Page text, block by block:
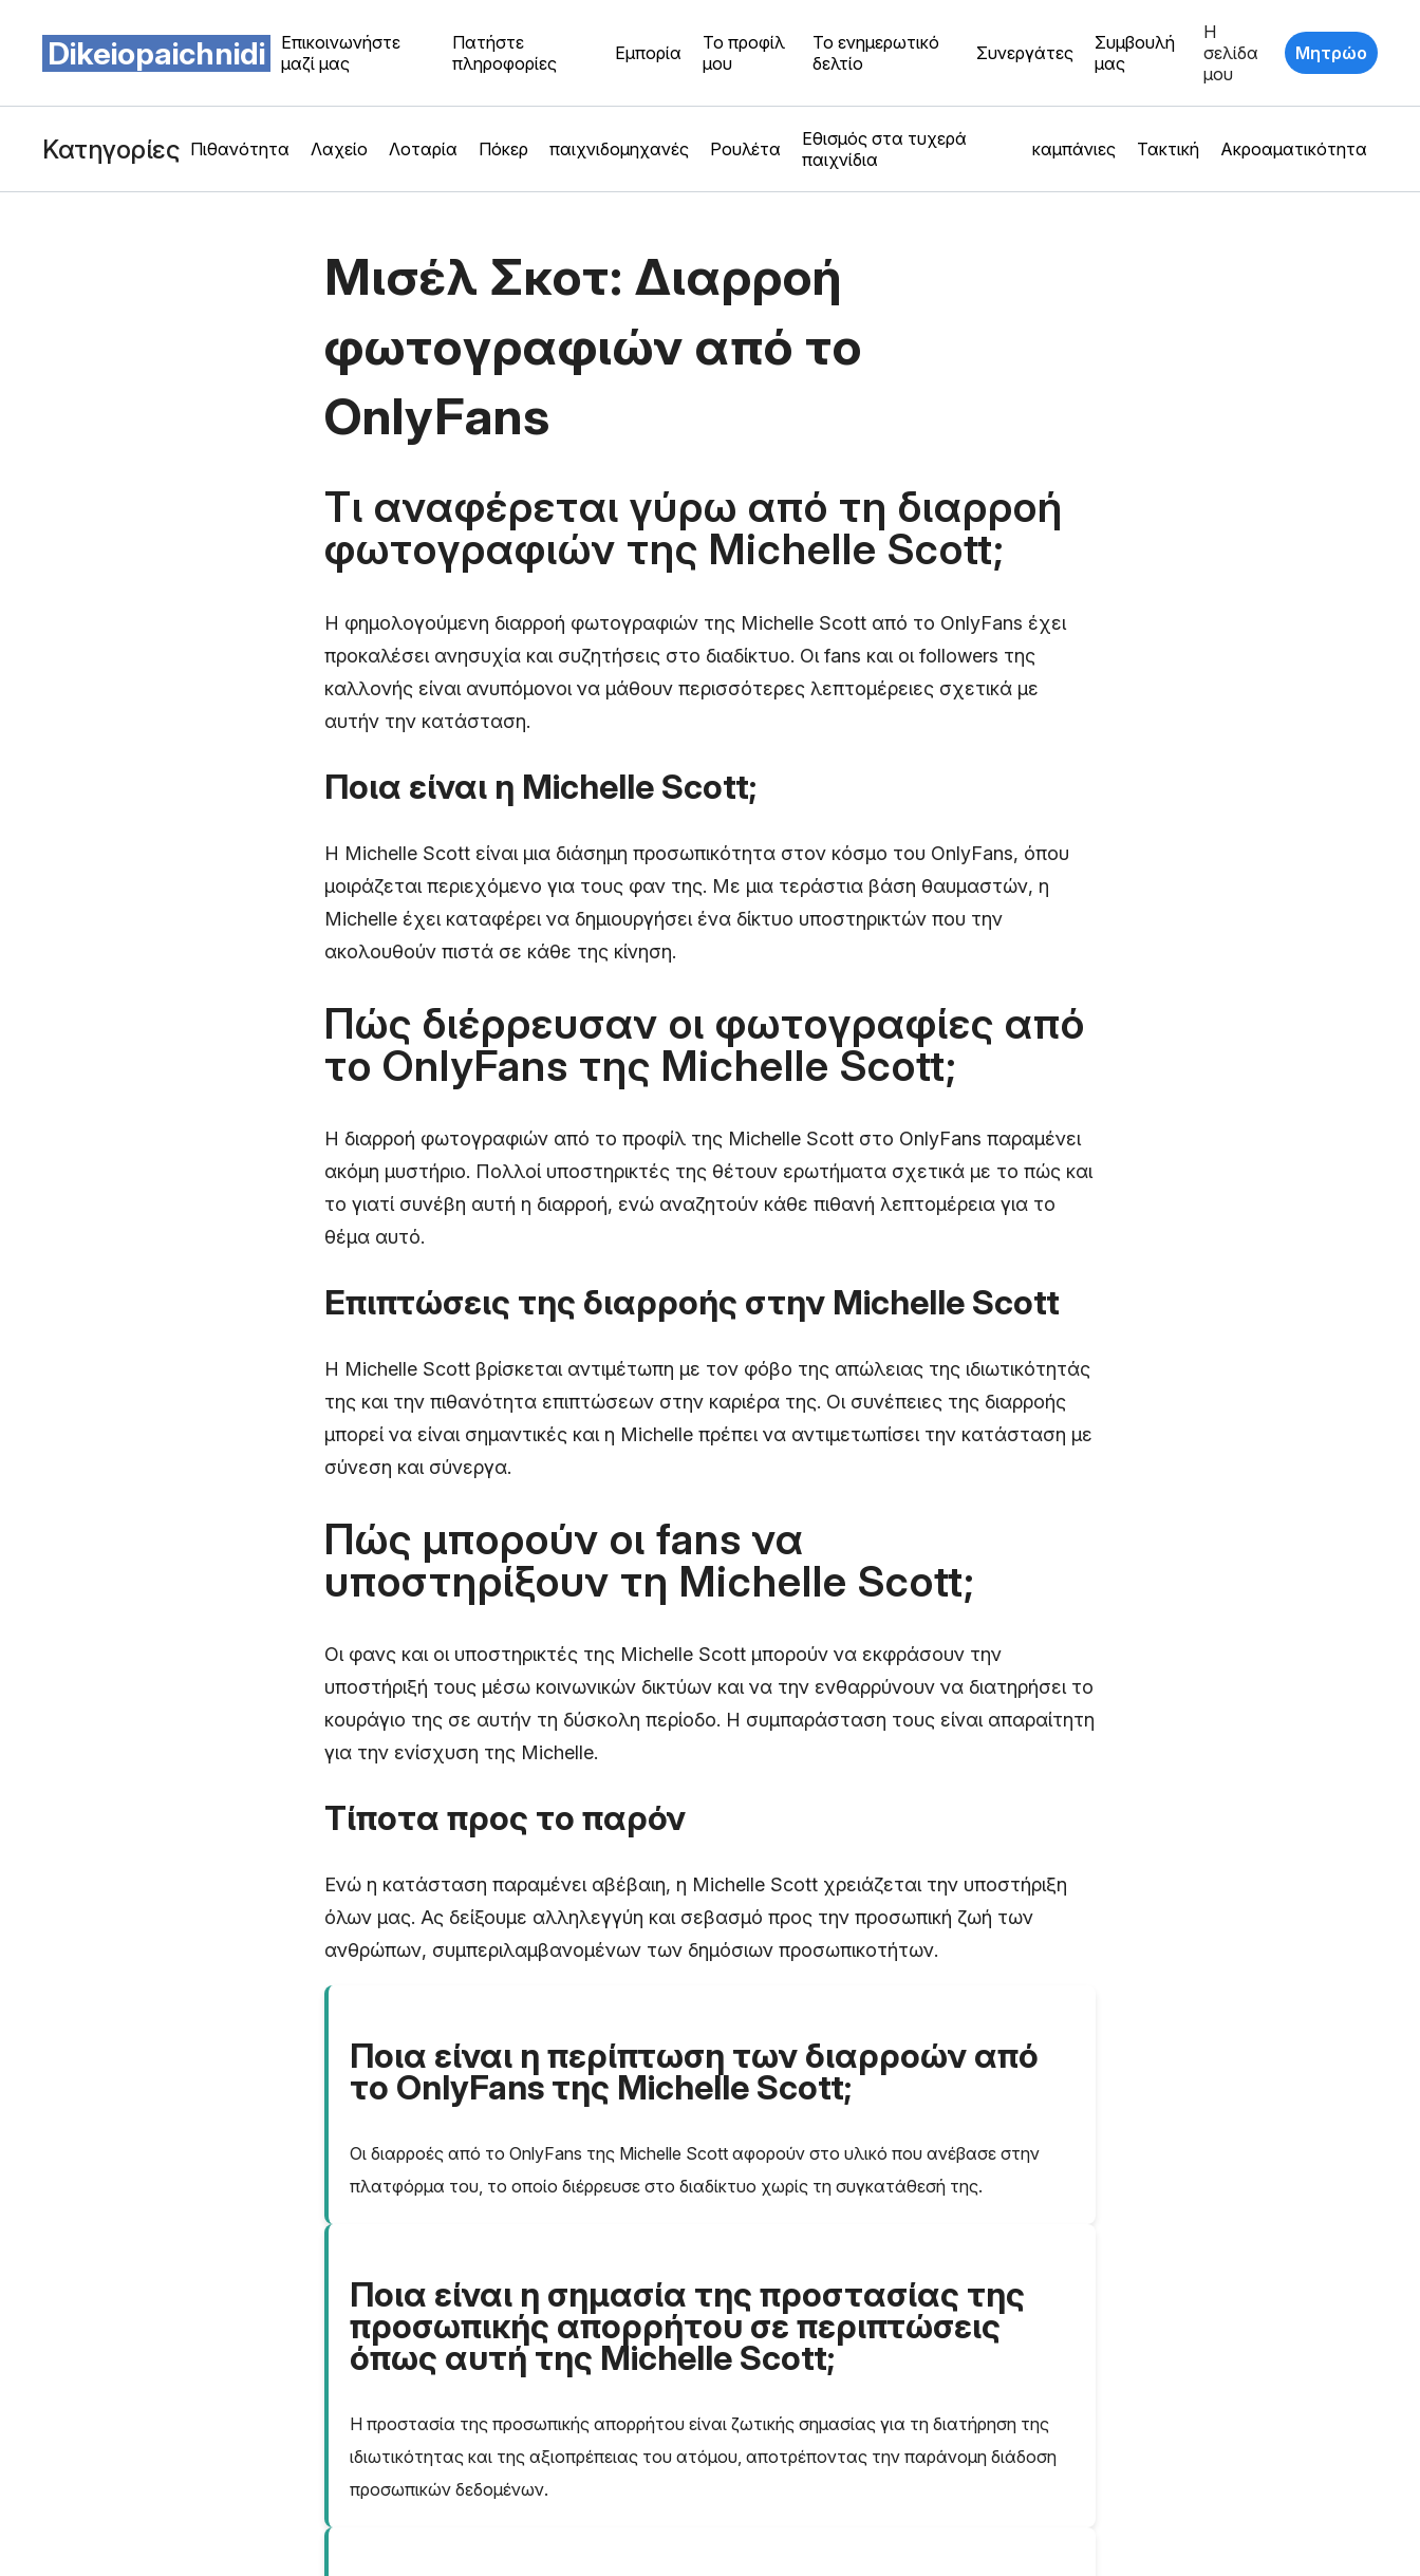
Dikeiopaichnidi
Επικοινωνήστε
μαζί μας
Πατήστε
πληροφορίες
Εμπορία
Το προφίλ
μου
Το ενημερωτικό
δελτίο
Συνεργάτες
Συμβουλή
μας
Η
σελίδα
μου
Μητρώο
Κατηγορίες Πιθανότητα Λαχείο Λοταρία Πόκερ παιχνιδομηχανές Ρουλέτα
Εθισμός στα τυχερά
παιχνίδια
καμπάνιες Τακτική Ακροαματικότητα
Μισέλ Σκοτ: Διαρροή
φωτογραφιών από το
OnlyFans
Τι αναφέρεται γύρω από τη διαρροή
φωτογραφιών της Michelle Scott;
Η φημολογούμενη διαρροή φωτογραφιών της Michelle Scott από το OnlyFans έχει
προκαλέσει ανησυχία και συζητήσεις στο διαδίκτυο. Οι fans και οι followers της
καλλονής είναι ανυπόμονοι να μάθουν περισσότερες λεπτομέρειες σχετικά με
αυτήν την κατάσταση.
Ποια είναι η Michelle Scott;
Η Michelle Scott είναι μια διάσημη προσωπικότητα στον κόσμο του OnlyFans, όπου
μοιράζεται περιεχόμενο για τους φαν της. Με μια τεράστια βάση θαυμαστών, η
Michelle έχει καταφέρει να δημιουργήσει ένα δίκτυο υποστηρικτών που την
ακολουθούν πιστά σε κάθε της κίνηση.
Πώς διέρρευσαν οι φωτογραφίες από
το OnlyFans της Michelle Scott;
Η διαρροή φωτογραφιών από το προφίλ της Michelle Scott στο OnlyFans παραμένει
ακόμη μυστήριο. Πολλοί υποστηρικτές της θέτουν ερωτήματα σχετικά με το πώς και
το γιατί συνέβη αυτή η διαρροή, ενώ αναζητούν κάθε πιθανή λεπτομέρεια για το
θέμα αυτό.
Επιπτώσεις της διαρροής στην Michelle Scott
Η Michelle Scott βρίσκεται αντιμέτωπη με τον φόβο της απώλειας της ιδιωτικότητάς
της και την πιθανότητα επιπτώσεων στην καριέρα της. Οι συνέπειες της διαρροής
μπορεί να είναι σημαντικές και η Michelle πρέπει να αντιμετωπίσει την κατάσταση με
σύνεση και σύνεργα.
Πώς μπορούν οι fans να
υποστηρίξουν τη Michelle Scott;
Οι φανς και οι υποστηρικτές της Michelle Scott μπορούν να εκφράσουν την
υποστήριξή τους μέσω κοινωνικών δικτύων και να την ενθαρρύνουν να διατηρήσει το
κουράγιο της σε αυτήν τη δύσκολη περίοδο. Η συμπαράσταση τους είναι απαραίτητη
για την ενίσχυση της Michelle.
Τίποτα προς το παρόν
Ενώ η κατάσταση παραμένει αβέβαιη, η Michelle Scott χρειάζεται την υποστήριξη
όλων μας. Ας δείξουμε αλληλεγγύη και σεβασμό προς την προσωπική ζωή των
ανθρώπων, συμπεριλαμβανομένων των δημόσιων προσωπικοτήτων.
Ποια είναι η περίπτωση των διαρροών από
το OnlyFans της Michelle Scott;
Οι διαρροές από το OnlyFans της Michelle Scott αφορούν στο υλικό που ανέβασε στην
πλατφόρμα του, το οποίο διέρρευσε στο διαδίκτυο χωρίς τη συγκατάθεσή της.
Ποια είναι η σημασία της προστασίας της
προσωπικής απορρήτου σε περιπτώσεις
όπως αυτή της Michelle Scott;
Η προστασία της προσωπικής απορρήτου είναι ζωτικής σημασίας για τη διατήρηση της
ιδιωτικότητας και της αξιοπρέπειας του ατόμου, αποτρέποντας την παράνομη διάδοση
προσωπικών δεδομένων.